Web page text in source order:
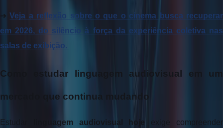
➔ Veja a reflexão sobre o que o cinema busca recuperar
em 2026, do silêncio à força da experiência coletiva nas
salas de exibição.
Como estudar linguagem audiovisual em um
mercado que continua mudando
Estudar
linguagem audiovisual hoje